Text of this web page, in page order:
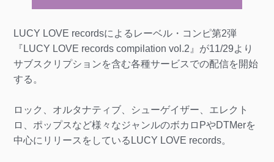
LUCY LOVE recordsによるレーベル・コンピ第2弾
『LUCY LOVE records compilation vol.2』が11/29より
サブスクリプションを含む各種サービスでの配信を開始
する。
ロック、オルタナティブ、シューゲイザー、エレクト
ロ、ポップスなど様々なジャンルのボカロPやDTMerを
中心にリリースをしているLUCY LOVE records。